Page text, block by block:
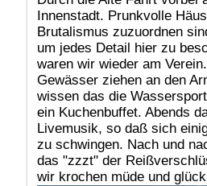
Innenstadt. Prunkvolle
Brutalismus zuzuordnen
um jedes Detail hier zu
waren wir wieder am
Gewässer ziehen an den
wissen das die
ein Kuchenbuffet. Abends
Livemusik, so daß sich
zu schwingen. Nach und
das "zzzt" der
wir krochen müde und